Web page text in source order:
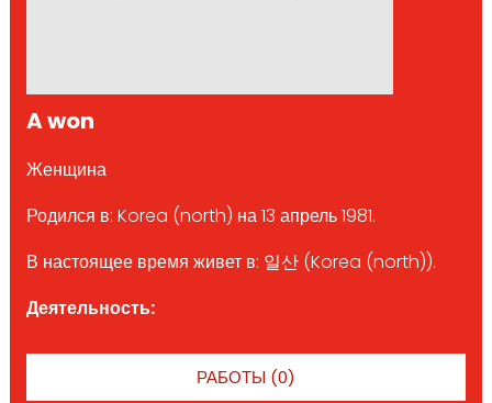
A won
Женщина
Родился в: Korea (north) на 13 апрель 1981.
В настоящее время живет в: 일산 (Korea (north)).
Деятельность:
РАБОТЫ (0)